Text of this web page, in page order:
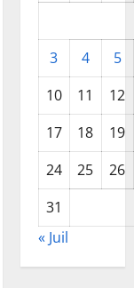
3 4
5
10
11
12
17
18
19
24
25
26
31
« Juil